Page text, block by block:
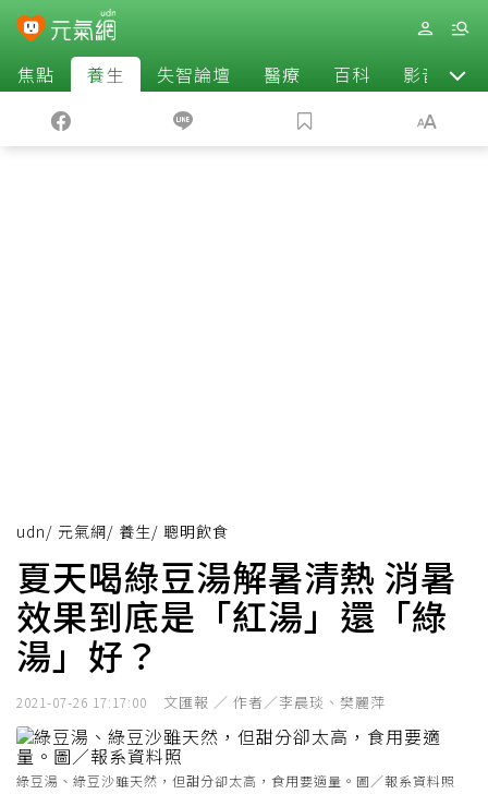
焦點 養生 失智論壇 醫療 百科 影音
udn/ 元氣網/ 養生/ 聰明飲食
夏天喝綠豆湯解暑清熱 消暑
效果到底是「紅湯」還「綠
湯」好？
2021-07-26 17:17:00 文匯報 ／ 作者／李晨琰、樊麗萍
綠豆湯、綠豆沙雖天然，但甜分卻太高，食用要適量。圖／報系資料照